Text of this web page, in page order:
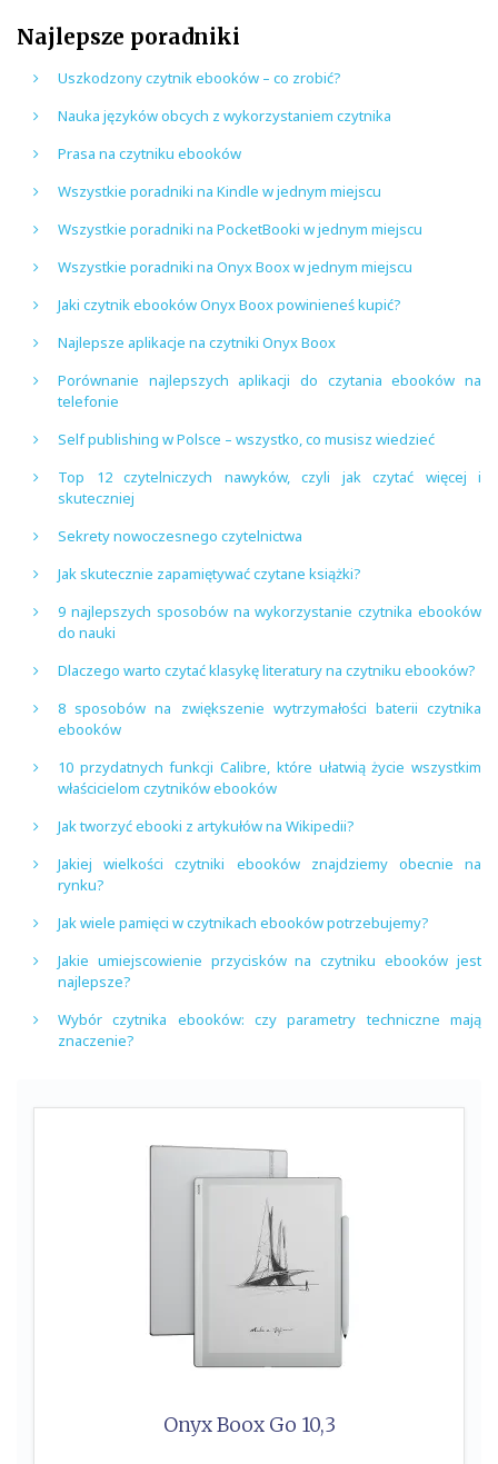
Najlepsze poradniki
Uszkodzony czytnik ebooków – co zrobić?
Nauka języków obcych z wykorzystaniem czytnika
Prasa na czytniku ebooków
Wszystkie poradniki na Kindle w jednym miejscu
Wszystkie poradniki na PocketBooki w jednym miejscu
Wszystkie poradniki na Onyx Boox w jednym miejscu
Jaki czytnik ebooków Onyx Boox powinieneś kupić?
Najlepsze aplikacje na czytniki Onyx Boox
Porównanie najlepszych aplikacji do czytania ebooków na
telefonie
Self publishing w Polsce – wszystko, co musisz wiedzieć
Top 12 czytelniczych nawyków, czyli jak czytać więcej i
skuteczniej
Sekrety nowoczesnego czytelnictwa
Jak skutecznie zapamiętywać czytane książki?
9 najlepszych sposobów na wykorzystanie czytnika ebooków
do nauki
Dlaczego warto czytać klasykę literatury na czytniku ebooków?
8 sposobów na zwiększenie wytrzymałości baterii czytnika
ebooków
10 przydatnych funkcji Calibre, które ułatwią życie wszystkim
właścicielom czytników ebooków
Jak tworzyć ebooki z artykułów na Wikipedii?
Jakiej wielkości czytniki ebooków znajdziemy obecnie na
rynku?
Jak wiele pamięci w czytnikach ebooków potrzebujemy?
Jakie umiejscowienie przycisków na czytniku ebooków jest
najlepsze?
Wybór czytnika ebooków: czy parametry techniczne mają
znaczenie?
Onyx Boox Go 10,3